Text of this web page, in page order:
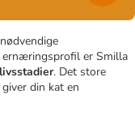
ernæringsprofil er Smilla
. Det store
din kat en